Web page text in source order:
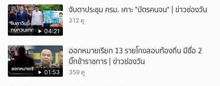
04:21
จับตาประชุม ครม. เคาะ "บัตรคนจน" | ข่าวช่องวัน
312 ดู
01:53
ออกหมายเรียก 13 รายโกงสอบท้องถิ่น มีชื่อ 2
บิ๊กข้าราชการ | ข่าวช่องวัน
359 ดู